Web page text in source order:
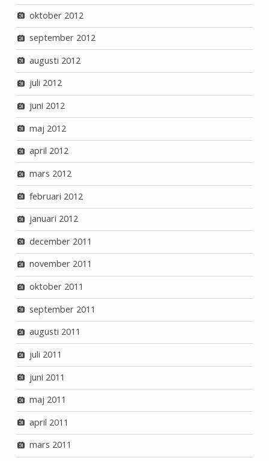
oktober 2012
september 2012
augusti 2012
juli 2012
juni 2012
maj 2012
april 2012
mars 2012
februari 2012
januari 2012
december 2011
november 2011
oktober 2011
september 2011
augusti 2011
juli 2011
juni 2011
maj 2011
april 2011
mars 2011